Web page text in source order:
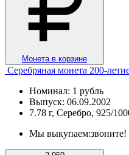
Монета в корзине
Серебряная монета 200-
Номинал: 1 рубль
Выпуск: 06.09.2002
7.78 г, Серебро, 925/
Мы выкупаем:звоните!